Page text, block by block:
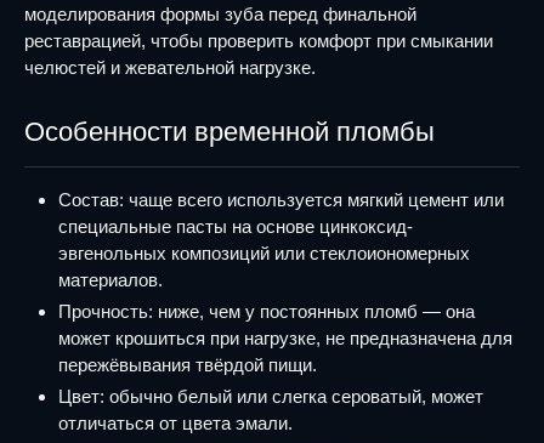
моделирования формы зуба перед финальной
реставрацией, чтобы проверить комфорт при смыкании
челюстей и жевательной нагрузке.
Особенности временной пломбы
Состав: чаще всего используется мягкий цемент или
специальные пасты на основе цинкоксид-
эвгенольных композиций или стеклоиономерных
материалов.
Прочность: ниже, чем у постоянных пломб — она
может крошиться при нагрузке, не предназначена для
пережёвывания твёрдой пищи.
Цвет: обычно белый или слегка сероватый, может
отличаться от цвета эмали.